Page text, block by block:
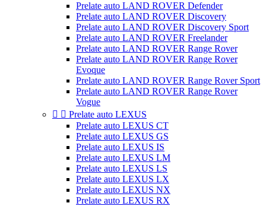
Prelate auto LAND ROVER Defender
Prelate auto LAND ROVER Discovery
Prelate auto LAND ROVER Discovery Sport
Prelate auto LAND ROVER Freelander
Prelate auto LAND ROVER Range Rover
Prelate auto LAND ROVER Range Rover
Evoque
Prelate auto LAND ROVER Range Rover Sport
Prelate auto LAND ROVER Range Rover
Vogue
  Prelate auto LEXUS
Prelate auto LEXUS CT
Prelate auto LEXUS GS
Prelate auto LEXUS IS
Prelate auto LEXUS LM
Prelate auto LEXUS LS
Prelate auto LEXUS LX
Prelate auto LEXUS NX
Prelate auto LEXUS RX